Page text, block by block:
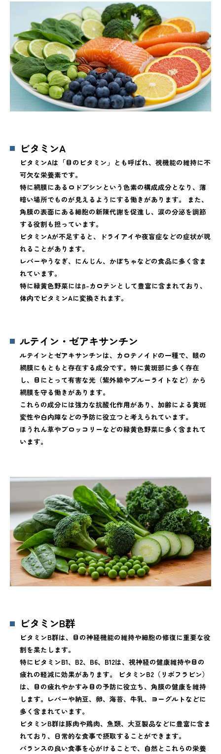
定期的な眼科検診の重要性
まとめ：目の健康を守るための総合的なアプロ
ーチ
【著者プロフィール】熊谷悠太（くまがいゆう
た）
ビタミンA
ビタミンAは「目のビタミン」とも呼ばれ、視機能の維持に不
可欠な栄養素です。
特に網膜にあるロドプシンという色素の構成成分となり、薄
暗い場所でものが見えるようにする働きがあります。 また、
角膜の表面にある細胞の新陳代謝を促進し、涙の分泌を調節
する役割も担っています。
ビタミンAが不足すると、ドライアイや夜盲症などの症状が現
れることがあります。
レバーやうなぎ、にんじん、かぼちゃなどの食品に多く含ま
れています。
特に緑黄色野菜にはβ-カロテンとして豊富に含まれており、
体内でビタミンAに変換されます。
ルテイン・ゼアキサンチン
ルテインとゼアキサンチンは、カロテノイドの一種で、眼の
網膜にもともと存在する成分です。特に黄斑部に多く存在
し、目にとって有害な光（紫外線やブルーライトなど）から
網膜を守る働きがあります。
これらの成分には強力な抗酸化作用があり、加齢による黄斑
変性や白内障などの予防に役立つと考えられています。
ほうれん草やブロッコリーなどの緑黄色野菜に多く含まれて
います。
ビタミンB群
ビタミンB群は、目の神経機能の維持や細胞の修復に重要な役
割を果たします。
特にビタミンB1、B2、B6、B12は、視神経の健康維持や目の
疲れの軽減に効果があります。 ビタミンB2（リボフラビン）
は、目の疲れやかすみ目の予防に役立ち、角膜の健康を維持
します。レバーや納豆、卵、海苔、牛乳、ヨーグルトなどに
多く含まれています。
ビタミンB群は豚肉や鶏肉、魚類、大豆製品などに豊富に含ま
れており、日常的な食事で摂取することができます。
バランスの良い食事を心がけることで、自然とこれらの栄養